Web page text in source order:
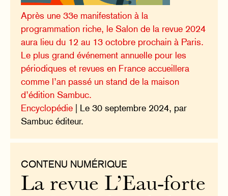
Après une 33e manifestation à la
programmation riche, le Salon de la revue 2024
aura lieu du 12 au 13 octobre prochain à Paris.
Le plus grand événement annuelle pour les
périodiques et revues en France accueillera
comme l’an passé un stand de la maison
d’édition Sambuc.
Encyclopédie | Le 30 septembre 2024, par
Sambuc éditeur.
CONTENU NUMÉRIQUE
La revue L’Eau-forte